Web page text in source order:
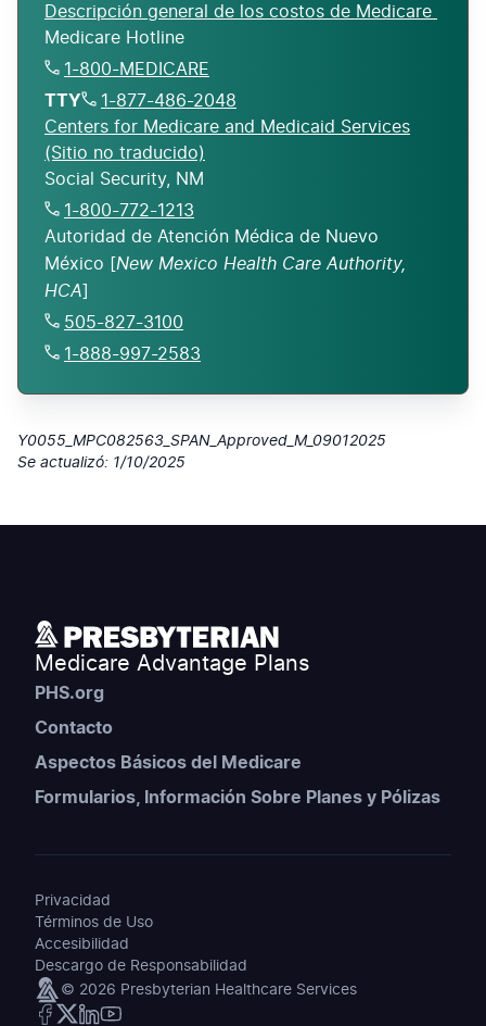
Descripción general de los costos de Medicare
1-800-MEDICARE
TTY
1-877-486-2048
Centers for Medicare and Medicaid Services
(Sitio no traducido)
1-800-772-1213
Autoridad de Atención Médica de Nuevo
México [ New Mexico Health Care Authority,
HCA
505-827-3100
1-888-997-2583
Y0055_MPC082563_SPAN_Approved_M_09012025
Se actualizó: 1/10/2025
Medicare Advantage Plans
PHS.org
Contacto
Aspectos Básicos del Medicare
Formularios, Información Sobre Planes y Pólizas
Privacidad
Términos de Uso
Accesibilidad
Descargo de Responsabilidad
© 2026 Presbyterian Healthcare Services